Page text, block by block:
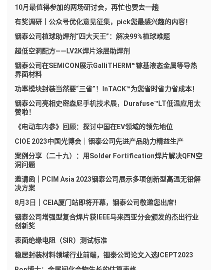
10月最值得参加的两场研讨会，再忙也要去一趟
有奖调研｜公众号优化意见征集，pick您最感兴趣的内容！
铟泰公司植球助焊剂“四大天王”：解决99%植球难题
超低空洞配方——LV2K焊片涂层助焊剂
铟泰公司在SEMICON展示GalliTHERM™镓基液态金属等导热
界面材料
功率模块封装当然要“三省”！InTACK™为您省时省力省成本！
铟泰公司亮相史密森尼手机技术展，Durafuse™LT低温应用太
赞啦！
《电动车内参》回顾：探讨中国在EV领域的领先地位
CIOE 2023中国光博会｜铟泰公司先进产品助力精益生产
案例分享（二十九）：用Solder Fortification焊片解决QFN空
洞问题
邀请函｜PCIM Asia 2023铟泰公司展示多项创新型高温无铅解
决方案
8月3日｜CEIA厦门站即将开幕，铟泰公司敬邀您出席！
铟泰公司增强型复合焊片获IEEE马来西亚分会颁发的杰出行业
创新奖
表面绝缘电阻（SIR）测试标准
稳居封装材料领域行业前端，铟泰公司论文入选ICEPT2023